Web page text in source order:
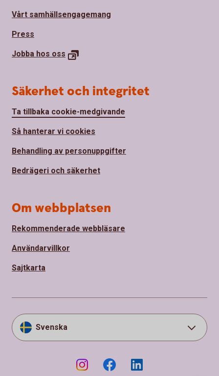
Vårt samhällsengagemang
Press
Jobba hos oss
Säkerhet och integritet
Ta tillbaka cookie-medgivande
Så hanterar vi cookies
Behandling av personuppgifter
Bedrägeri och säkerhet
Om webbplatsen
Rekommenderade webbläsare
Användarvillkor
Sajtkarta
Svenska